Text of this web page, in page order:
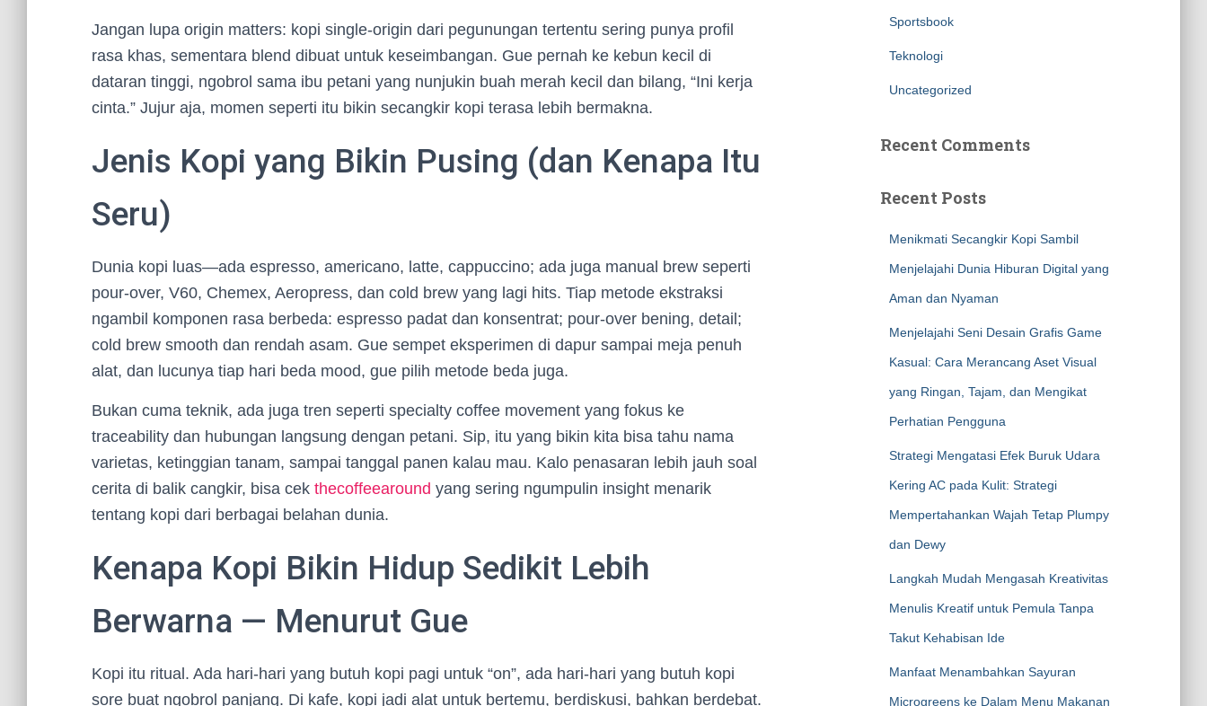
Jangan lupa origin matters: kopi single-origin dari pegunungan tertentu sering punya profil
rasa khas, sementara blend dibuat untuk keseimbangan. Gue pernah ke kebun kecil di
dataran tinggi, ngobrol sama ibu petani yang nunjukin buah merah kecil dan bilang, “Ini kerja
cinta.” Jujur aja, momen seperti itu bikin secangkir kopi terasa lebih bermakna.
Jenis Kopi yang Bikin Pusing (dan Kenapa Itu
Seru)
Dunia kopi luas—ada espresso, americano, latte, cappuccino; ada juga manual brew seperti
pour-over, V60, Chemex, Aeropress, dan cold brew yang lagi hits. Tiap metode ekstraksi
ngambil komponen rasa berbeda: espresso padat dan konsentrat; pour-over bening, detail;
cold brew smooth dan rendah asam. Gue sempet eksperimen di dapur sampai meja penuh
alat, dan lucunya tiap hari beda mood, gue pilih metode beda juga.
Bukan cuma teknik, ada juga tren seperti specialty coffee movement yang fokus ke
traceability dan hubungan langsung dengan petani. Sip, itu yang bikin kita bisa tahu nama
varietas, ketinggian tanam, sampai tanggal panen kalau mau. Kalo penasaran lebih jauh soal
cerita di balik cangkir, bisa cek thecoffeearound yang sering ngumpulin insight menarik
tentang kopi dari berbagai belahan dunia.
Kenapa Kopi Bikin Hidup Sedikit Lebih
Berwarna — Menurut Gue
Kopi itu ritual. Ada hari-hari yang butuh kopi pagi untuk “on”, ada hari-hari yang butuh kopi
sore buat ngobrol panjang. Di kafe, kopi jadi alat untuk bertemu, berdiskusi, bahkan berdebat.
Sportsbook
Teknologi
Uncategorized
Recent Comments
Recent Posts
Menikmati Secangkir Kopi Sambil
Menjelajahi Dunia Hiburan Digital yang
Aman dan Nyaman
Menjelajahi Seni Desain Grafis Game
Kasual: Cara Merancang Aset Visual
yang Ringan, Tajam, dan Mengikat
Perhatian Pengguna
Strategi Mengatasi Efek Buruk Udara
Kering AC pada Kulit: Strategi
Mempertahankan Wajah Tetap Plumpy
dan Dewy
Langkah Mudah Mengasah Kreativitas
Menulis Kreatif untuk Pemula Tanpa
Takut Kehabisan Ide
Manfaat Menambahkan Sayuran
Microgreens ke Dalam Menu Makanan